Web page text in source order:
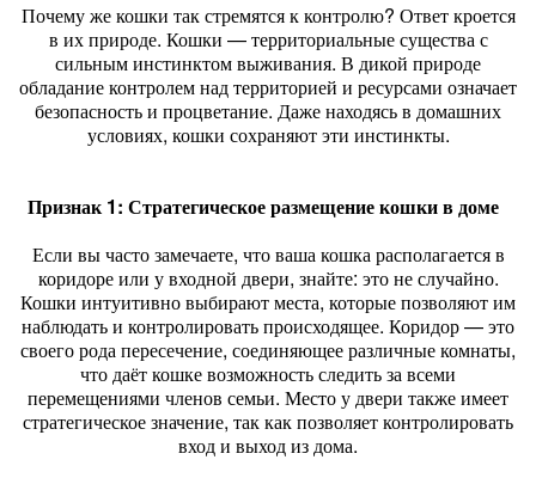
Почему же кошки так стремятся к контролю? Ответ кроется
в их природе. Кошки — территориальные существа с
сильным инстинктом выживания. В дикой природе
обладание контролем над территорией и ресурсами означает
безопасность и процветание. Даже находясь в домашних
условиях, кошки сохраняют эти инстинкты.
Признак 1: Стратегическое размещение кошки в доме
Если вы часто замечаете, что ваша кошка располагается в
коридоре или у входной двери, знайте: это не случайно.
Кошки интуитивно выбирают места, которые позволяют им
наблюдать и контролировать происходящее. Коридор — это
своего рода пересечение, соединяющее различные комнаты,
что даёт кошке возможность следить за всеми
перемещениями членов семьи. Место у двери также имеет
стратегическое значение, так как позволяет контролировать
вход и выход из дома.